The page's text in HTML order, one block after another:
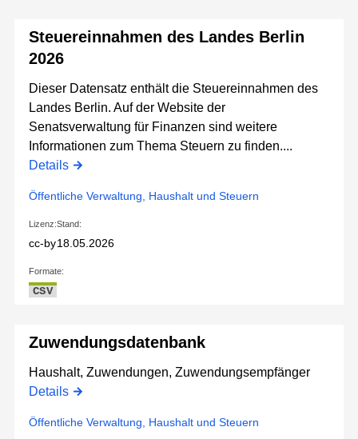
Steuereinnahmen des Landes Berlin
2026
Dieser Datensatz enthält die Steuereinnahmen des
Landes Berlin. Auf der Website der
Senatsverwaltung für Finanzen sind weitere
Informationen zum Thema Steuern zu finden....
Details
Öffentliche Verwaltung, Haushalt und Steuern
Lizenz:
cc-by
Stand:
18.05.2026
Formate:
CSV
Zuwendungsdatenbank
Haushalt, Zuwendungen, Zuwendungsempfänger
Details
Öffentliche Verwaltung, Haushalt und Steuern